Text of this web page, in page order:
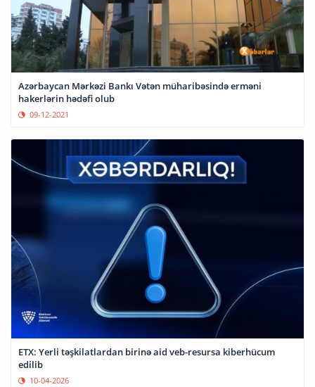
Azərbaycan Mərkəzi Bankı Vətən müharibəsində erməni
hakerlərin hədəfi olub
09-12-2021
ETX: Yerli təşkilatlardan birinə aid veb-resursa kiberhücum
edilib
10-04-2026